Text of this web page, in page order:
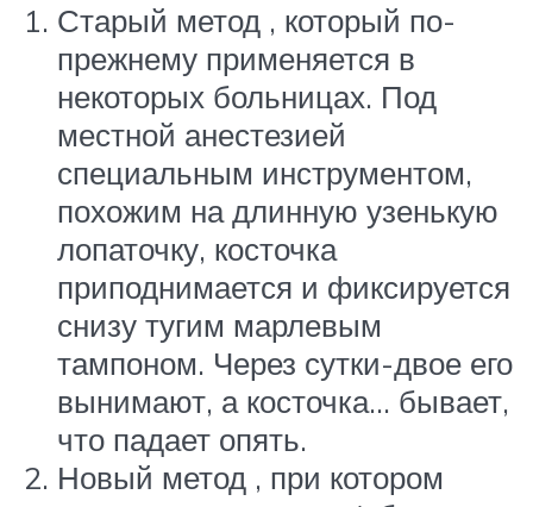
Старый метод , который по-
прежнему применяется в
некоторых больницах. Под
местной анестезией
специальным инструментом,
похожим на длинную узенькую
лопаточку, косточка
приподнимается и фиксируется
снизу тугим марлевым
тампоном. Через сутки-двое его
вынимают, а косточка… бывает,
что падает опять.
Новый метод , при котором